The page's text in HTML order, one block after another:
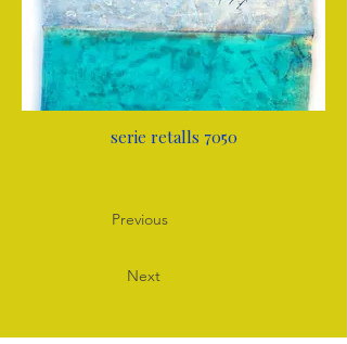
serie retalls 7050
Previous
Next